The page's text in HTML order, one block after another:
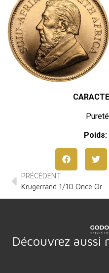
Poids:
PRÉCÉDENT
Krugerrand 1/10 Once Or
Découvrez aussi